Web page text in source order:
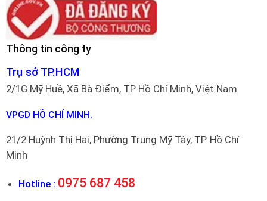
Thông tin công ty
Trụ sở TP.HCM
2/1G Mỹ Huề, Xã Bà Điểm, TP Hồ Chí Minh, Việt Nam
VPGD HỒ CHÍ MINH.
21/2 Huỳnh Thị Hai, Phường Trung Mỹ Tây, TP. Hồ Chí
Minh
Hotline : 0975 687 458